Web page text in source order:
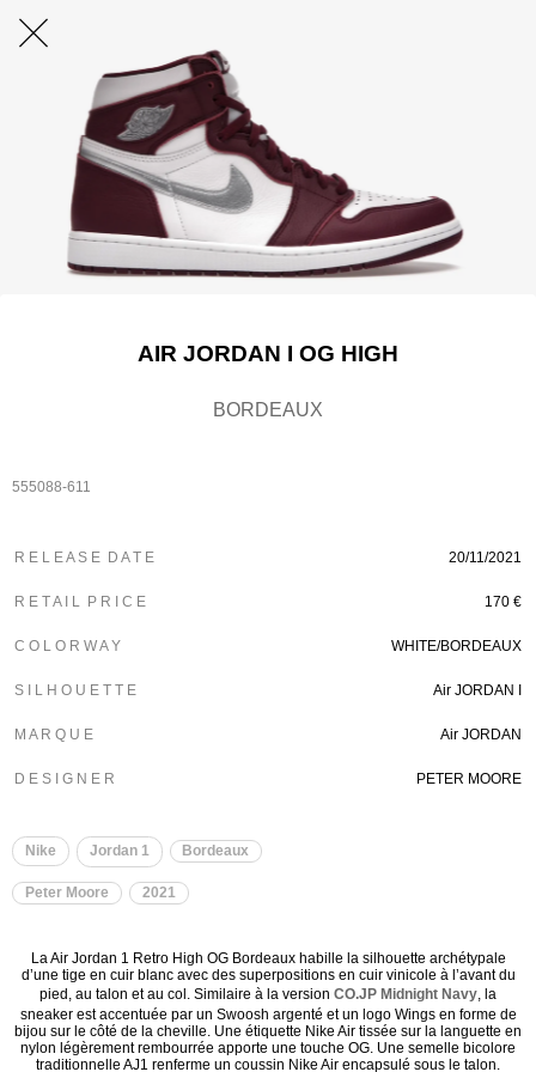
AIR JORDAN I OG HIGH
BORDEAUX
555088-611
R E L E A S E D A T E 20/11/2021
R E T A I L P R I C E 170 €
C O L O R W A Y WHITE/BORDEAUX
S I L H O U E T T E Air JORDAN I
M A R Q U E Air JORDAN
D E S I G N E R PETER MOORE
Nike Jordan 1 Bordeaux
Peter Moore 2021
La Air Jordan 1 Retro High OG Bordeaux habille la silhouette archétypale
d’une tige en cuir blanc avec des superpositions en cuir vinicole à l’avant du
pied, au talon et au col. Similaire à la version CO.JP Midnight Navy, la
sneaker est accentuée par un Swoosh argenté et un logo Wings en forme de
bijou sur le côté de la cheville. Une étiquette Nike Air tissée sur la languette en
nylon légèrement rembourrée apporte une touche OG. Une semelle bicolore
traditionnelle AJ1 renferme un coussin Nike Air encapsulé sous le talon.